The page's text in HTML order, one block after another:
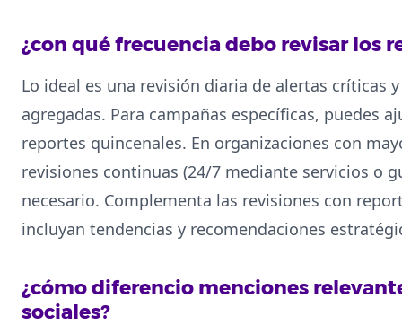
¿con qué frecuencia debo revisar los
Lo ideal es una revisión diaria de alertas críticas
agregadas. Para campañas específicas, puedes
reportes quincenales. En organizaciones con
revisiones continuas (24/7 mediante servicios o
necesario. Complementa las revisiones con
incluyan tendencias y recomendaciones
¿cómo diferencio menciones
sociales?